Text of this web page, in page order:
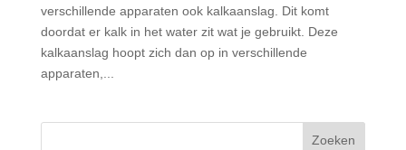
verschillende apparaten ook kalkaanslag. Dit komt
doordat er kalk in het water zit wat je gebruikt. Deze
kalkaanslag hoopt zich dan op in verschillende
apparaten,...